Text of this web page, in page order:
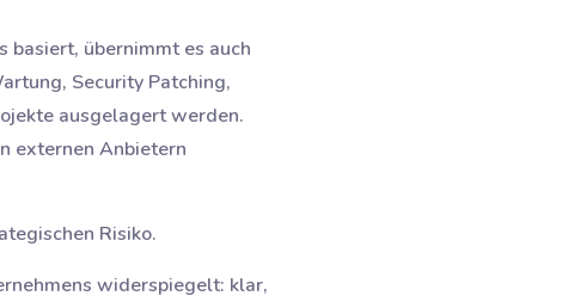
basiert, übernimmt es auch
Security Patching,
ausgelagert werden.
externen Anbietern
Risiko.
widerspiegelt: klar,